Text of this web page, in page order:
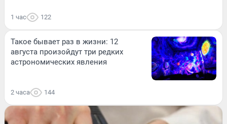
1 час 122
Такое бывает раз в жизни: 12
августа произойдут три редких
астрономических явления
2 часа 144